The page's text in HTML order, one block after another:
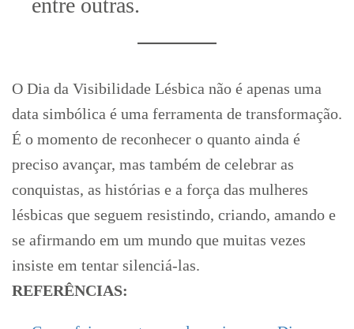
O Dia da Visibilidade Lésbica não é apenas uma
data simbólica é uma ferramenta de transformação.
É o momento de reconhecer o quanto ainda é
preciso avançar, mas também de celebrar as
conquistas, as histórias e a força das mulheres
lésbicas que seguem resistindo, criando, amando e
se afirmando em um mundo que muitas vezes
insiste em tentar silenciá-las.
REFERÊNCIAS: